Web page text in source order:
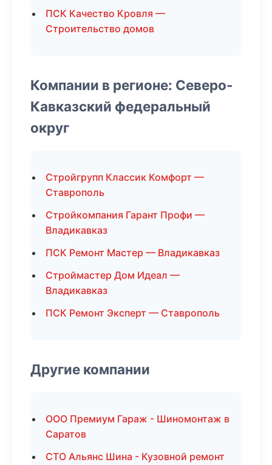
ПСК Качество Кровля —
Строительство домов
Компании в регионе: Северо-
Кавказский федеральный
округ
Стройгрупп Классик Комфорт —
Ставрополь
Стройкомпания Гарант Профи —
Владикавказ
ПСК Ремонт Мастер — Владикавказ
Строймастер Дом Идеал —
Владикавказ
ПСК Ремонт Эксперт — Ставрополь
Другие компании
ООО Премиум Гараж - Шиномонтаж в
Саратов
СТО Альянс Шина - Кузовной ремонт